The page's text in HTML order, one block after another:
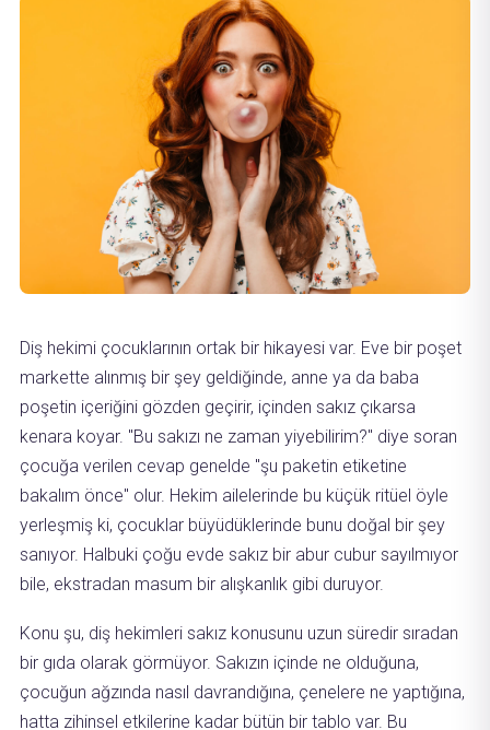
Diş hekimi çocuklarının ortak bir hikayesi var. Eve bir poşet
markette alınmış bir şey geldiğinde, anne ya da baba
poşetin içeriğini gözden geçirir, içinden sakız çıkarsa
kenara koyar. "Bu sakızı ne zaman yiyebilirim?" diye soran
çocuğa verilen cevap genelde "şu paketin etiketine
bakalım önce" olur. Hekim ailelerinde bu küçük ritüel öyle
yerleşmiş ki, çocuklar büyüdüklerinde bunu doğal bir şey
sanıyor. Halbuki çoğu evde sakız bir abur cubur sayılmıyor
bile, ekstradan masum bir alışkanlık gibi duruyor.
Konu şu, diş hekimleri sakız konusunu uzun süredir sıradan
bir gıda olarak görmüyor. Sakızın içinde ne olduğuna,
çocuğun ağzında nasıl davrandığına, çenelere ne yaptığına,
hatta zihinsel etkilerine kadar bütün bir tablo var. Bu